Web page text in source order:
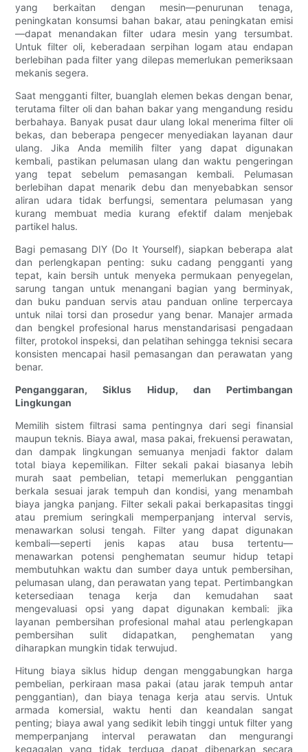
yang berkaitan dengan mesin—penurunan tenaga,
peningkatan konsumsi bahan bakar, atau peningkatan emisi
—dapat menandakan filter udara mesin yang tersumbat.
Untuk filter oli, keberadaan serpihan logam atau endapan
berlebihan pada filter yang dilepas memerlukan pemeriksaan
mekanis segera.
Saat mengganti filter, buanglah elemen bekas dengan benar,
terutama filter oli dan bahan bakar yang mengandung residu
berbahaya. Banyak pusat daur ulang lokal menerima filter oli
bekas, dan beberapa pengecer menyediakan layanan daur
ulang. Jika Anda memilih filter yang dapat digunakan
kembali, pastikan pelumasan ulang dan waktu pengeringan
yang tepat sebelum pemasangan kembali. Pelumasan
berlebihan dapat menarik debu dan menyebabkan sensor
aliran udara tidak berfungsi, sementara pelumasan yang
kurang membuat media kurang efektif dalam menjebak
partikel halus.
Bagi pemasang DIY (Do It Yourself), siapkan beberapa alat
dan perlengkapan penting: suku cadang pengganti yang
tepat, kain bersih untuk menyeka permukaan penyegelan,
sarung tangan untuk menangani bagian yang berminyak,
dan buku panduan servis atau panduan online terpercaya
untuk nilai torsi dan prosedur yang benar. Manajer armada
dan bengkel profesional harus menstandarisasi pengadaan
filter, protokol inspeksi, dan pelatihan sehingga teknisi secara
konsisten mencapai hasil pemasangan dan perawatan yang
benar.
Penganggaran, Siklus Hidup, dan Pertimbangan
Lingkungan
Memilih sistem filtrasi sama pentingnya dari segi finansial
maupun teknis. Biaya awal, masa pakai, frekuensi perawatan,
dan dampak lingkungan semuanya menjadi faktor dalam
total biaya kepemilikan. Filter sekali pakai biasanya lebih
murah saat pembelian, tetapi memerlukan penggantian
berkala sesuai jarak tempuh dan kondisi, yang menambah
biaya jangka panjang. Filter sekali pakai berkapasitas tinggi
atau premium seringkali memperpanjang interval servis,
menawarkan solusi tengah. Filter yang dapat digunakan
kembali—seperti jenis kapas atau busa tertentu—
menawarkan potensi penghematan seumur hidup tetapi
membutuhkan waktu dan sumber daya untuk pembersihan,
pelumasan ulang, dan perawatan yang tepat. Pertimbangkan
ketersediaan tenaga kerja dan kemudahan saat
mengevaluasi opsi yang dapat digunakan kembali: jika
layanan pembersihan profesional mahal atau perlengkapan
pembersihan sulit didapatkan, penghematan yang
diharapkan mungkin tidak terwujud.
Hitung biaya siklus hidup dengan menggabungkan harga
pembelian, perkiraan masa pakai (atau jarak tempuh antar
penggantian), dan biaya tenaga kerja atau servis. Untuk
armada komersial, waktu henti dan keandalan sangat
penting; biaya awal yang sedikit lebih tinggi untuk filter yang
memperpanjang interval perawatan dan mengurangi
kegagalan yang tidak terduga dapat dibenarkan secara